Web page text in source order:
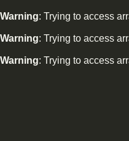
Warning: Trying to access
Warning: Trying to access
Warning: Trying to access